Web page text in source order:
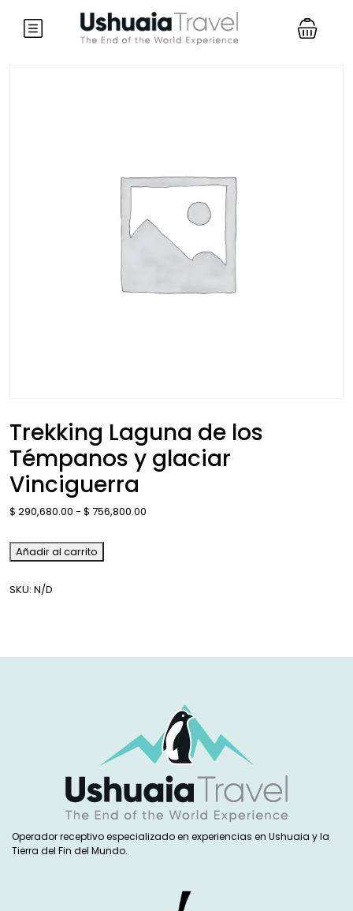
Trekking Laguna de los
Témpanos y glaciar
Vinciguerra
$ 290,680.00 - $ 756,800.00
Añadir al carrito
SKU: N/D
Operador receptivo especializado en experiencias en Ushuaia y la
Tierra del Fin del Mundo.